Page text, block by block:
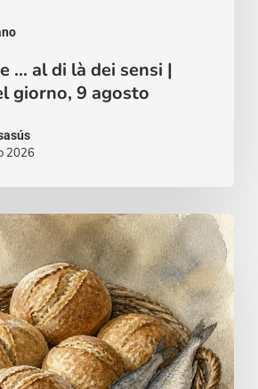
… al di là dei sensi |
giorno, 9 agosto
2026